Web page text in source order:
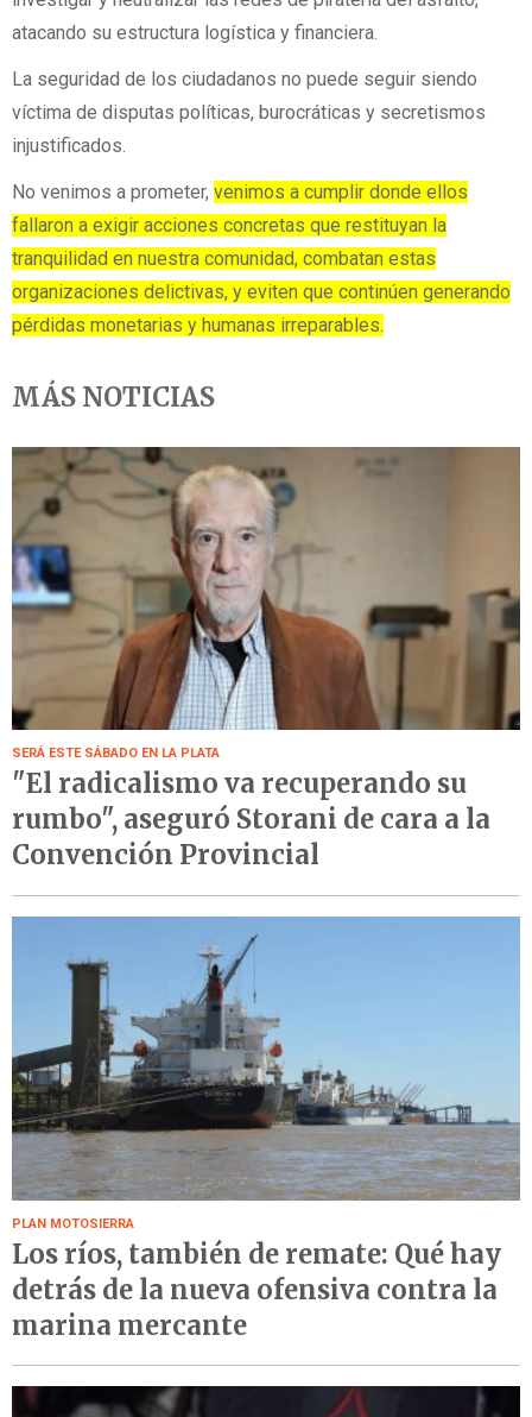
atacando su estructura logística y financiera.
La seguridad de los ciudadanos no puede seguir siendo
víctima de disputas políticas, burocráticas y secretismos
injustificados.
No venimos a prometer, venimos a cumplir donde ellos
fallaron a exigir acciones concretas que restituyan la
tranquilidad en nuestra comunidad, combatan estas
organizaciones delictivas, y eviten que continúen generando
pérdidas monetarias y humanas irreparables.
MÁS NOTICIAS
SERÁ ESTE SÁBADO EN LA PLATA
"El radicalismo va recuperando su
rumbo", aseguró Storani de cara a la
Convención Provincial
PLAN MOTOSIERRA
Los ríos, también de remate: Qué hay
detrás de la nueva ofensiva contra la
marina mercante